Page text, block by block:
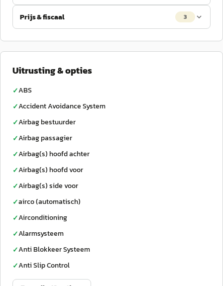
Prijs & fiscaal 3
Uitrusting & opties
✓ABS
✓Accident Avoidance System
✓Airbag bestuurder
✓Airbag passagier
✓Airbag(s) hoofd achter
✓Airbag(s) hoofd voor
✓Airbag(s) side voor
✓airco (automatisch)
✓Airconditioning
✓Alarmsysteem
✓Anti Blokkeer Systeem
✓Anti Slip Control